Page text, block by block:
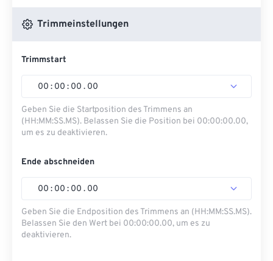
Trimmeinstellungen
Trimmstart
00 : 00 : 00 . 00
Geben Sie die Startposition des Trimmens an
(HH:MM:SS.MS). Belassen Sie die Position bei 00:00:00.00,
um es zu deaktivieren.
Ende abschneiden
00 : 00 : 00 . 00
Geben Sie die Endposition des Trimmens an (HH:MM:SS.MS).
Belassen Sie den Wert bei 00:00:00.00, um es zu
deaktivieren.